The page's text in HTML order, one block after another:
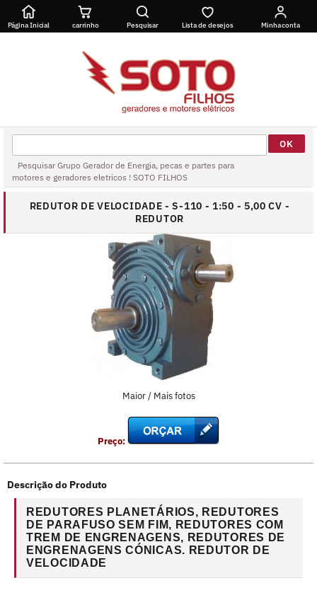
Página Inicial carrinho Pesquisar Lista de desejos Minha conta
Pesquisar Grupo Gerador de Energia, pecas e partes para
motores e geradores eletricos ! SOTO FILHOS
REDUTOR DE VELOCIDADE - S-110 - 1:50 - 5,00 CV -
REDUTOR
Maior / Mais fotos
Preço:
Descrição do Produto
REDUTORES PLANETÁRIOS, REDUTORES
DE PARAFUSO SEM FIM, REDUTORES COM
TREM DE ENGRENAGENS, REDUTORES DE
ENGRENAGENS CÓNICAS. REDUTOR DE
VELOCIDADE